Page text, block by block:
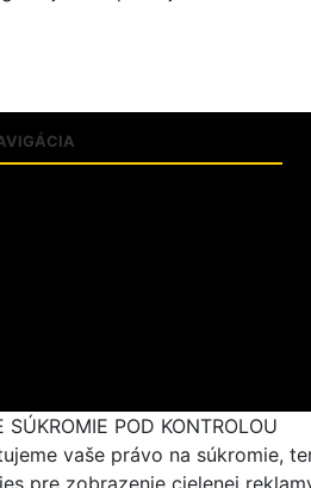
SÚKROMIE POD KONTROLOU
vaše právo na súkromie,